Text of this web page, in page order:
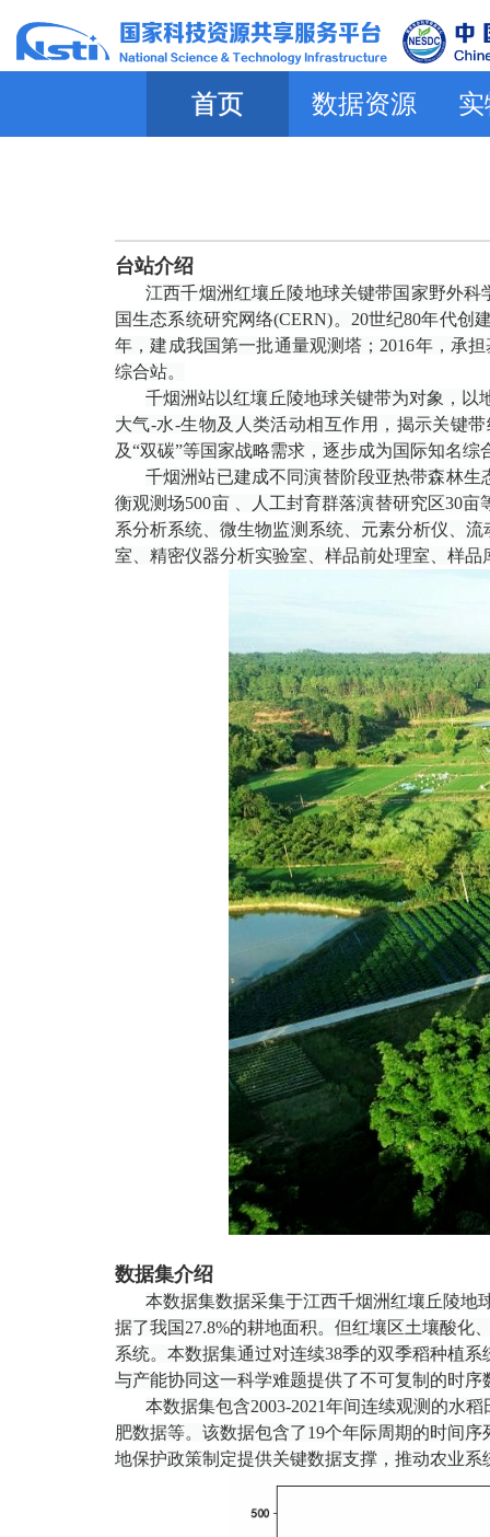
首页 数据资源
台站介绍
江西千烟洲红壤丘陵地球关键带国家野外科
国生态系统研究网络(CERN)。20世纪80年代创
年，建成我国第一批通量观测塔；2016年，承
综合站。
千烟洲站以红壤丘陵地球关键带为对象，
大气-水-生物及人类活动相互作用，揭示关键
及“双碳”等国家战略需求，逐步成为国际知名综
千烟洲站已建成不同演替阶段亚热带森林
衡观测场500亩 、人工封育群落演替研究区30
系分析系统、微生物监测系统、元素分析仪、流
室、精密仪器分析实验室、样品前处理室、样
数据集介绍
本数据集数据采集于江西千烟洲红壤丘陵地
据了我国27.8%的耕地面积。但红壤区土壤酸化
系统。本数据集通过对连续38季的双季稻种植
与产能协同这一科学难题提供了不可复制的时序
本数据集包含2003-2021年间连续观测的水
肥数据等。该数据包含了19个年际周期的时间
地保护政策制定提供关键数据支撑，推动农业